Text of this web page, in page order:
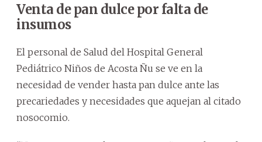
Venta de pan dulce por falta de
insumos
El personal de Salud del Hospital General
Pediátrico Niños de Acosta Ñu se ve en la
necesidad de vender hasta pan dulce ante las
precariedades y necesidades que aquejan al citado
nosocomio.